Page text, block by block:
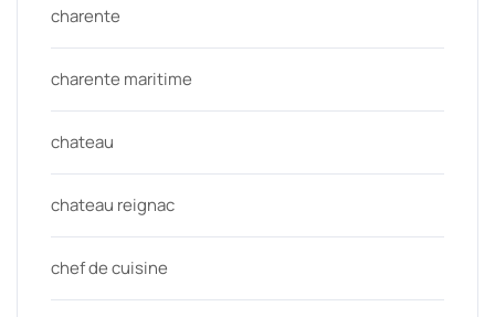
charente
charente maritime
chateau
chateau reignac
chef de cuisine